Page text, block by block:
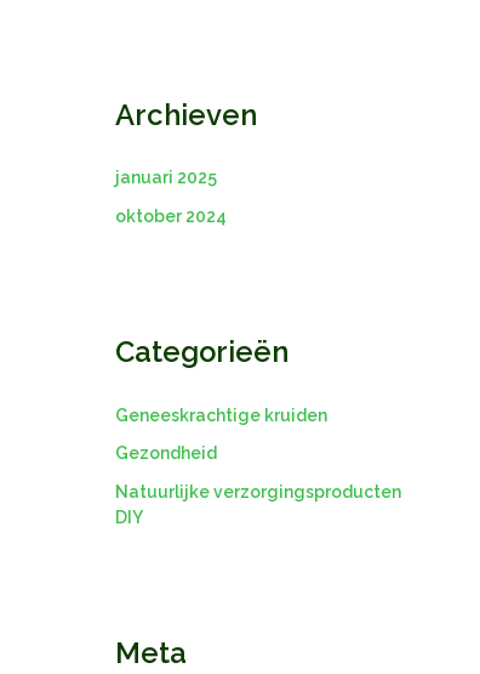
Archieven
januari 2025
oktober 2024
Categorieën
Geneeskrachtige kruiden
Gezondheid
Natuurlijke verzorgingsproducten
DIY
Meta